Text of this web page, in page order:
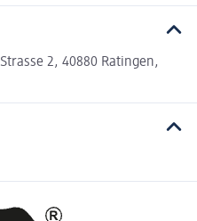
2, 40880 Ratingen,